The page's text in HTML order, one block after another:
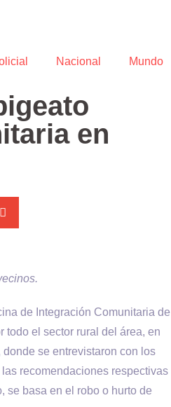
Nacional Mundo
en
de Integración Comunitaria de
todo el sector rural del área, en
se entrevistaron con los
recomendaciones respectivas
se basa en el robo o hurto de